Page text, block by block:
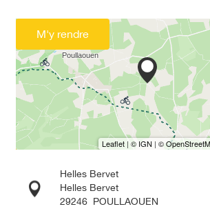
M'y rendre
Helles Bervet
Helles Bervet
29246 POULLAOUEN